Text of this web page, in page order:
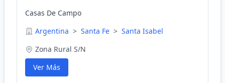
Casas De Campo
Argentina > Santa Fe > Santa Isabel
Zona Rural S/N
Ver Más